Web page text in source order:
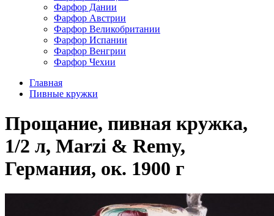
Фарфор Дании
Фарфор Австрии
Фарфор Великобритании
Фарфор Испании
Фарфор Венгрии
Фарфор Чехии
Главная
Пивные кружки
Прощание, пивная кружка,
1/2 л, Marzi & Remy,
Германия, ок. 1900 г